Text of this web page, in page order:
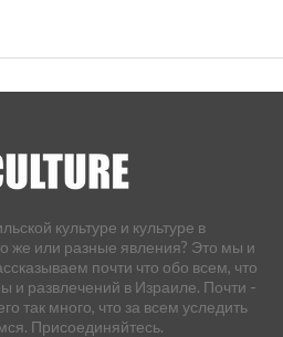
культуре и культуре в
же или разные явления? Это мы и
почти что обо всем, что
и развлечений в Израиле. Почти -
так много, что за всем уследить
Присоединяйтесь.